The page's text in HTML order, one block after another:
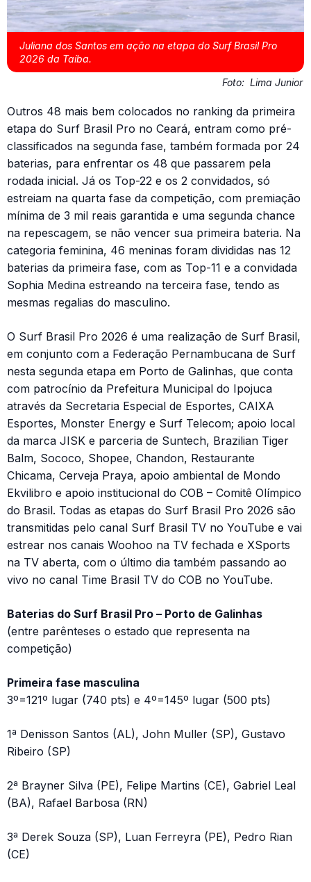
Juliana dos Santos em ação na etapa do Surf Brasil Pro
2026 da Taíba.
Foto: Lima Junior
Outros 48 mais bem colocados no ranking da primeira
etapa do Surf Brasil Pro no Ceará, entram como pré-
classificados na segunda fase, também formada por 24
baterias, para enfrentar os 48 que passarem pela
rodada inicial. Já os Top-22 e os 2 convidados, só
estreiam na quarta fase da competição, com premiação
mínima de 3 mil reais garantida e uma segunda chance
na repescagem, se não vencer sua primeira bateria. Na
categoria feminina, 46 meninas foram divididas nas 12
baterias da primeira fase, com as Top-11 e a convidada
Sophia Medina estreando na terceira fase, tendo as
mesmas regalias do masculino.
O Surf Brasil Pro 2026 é uma realização de Surf Brasil,
em conjunto com a Federação Pernambucana de Surf
nesta segunda etapa em Porto de Galinhas, que conta
com patrocínio da Prefeitura Municipal do Ipojuca
através da Secretaria Especial de Esportes, CAIXA
Esportes, Monster Energy e Surf Telecom; apoio local
da marca JISK e parceria de Suntech, Brazilian Tiger
Balm, Sococo, Shopee, Chandon, Restaurante
Chicama, Cerveja Praya, apoio ambiental de Mondo
Ekvilibro e apoio institucional do COB – Comitê Olímpico
do Brasil. Todas as etapas do Surf Brasil Pro 2026 são
transmitidas pelo canal Surf Brasil TV no YouTube e vai
estrear nos canais Woohoo na TV fechada e XSports
na TV aberta, com o último dia também passando ao
vivo no canal Time Brasil TV do COB no YouTube.
Baterias do Surf Brasil Pro – Porto de Galinhas
(entre parênteses o estado que representa na
competição)
Primeira fase masculina
3º=121º lugar (740 pts) e 4º=145º lugar (500 pts)
1ª Denisson Santos (AL), John Muller (SP), Gustavo
Ribeiro (SP)
2ª Brayner Silva (PE), Felipe Martins (CE), Gabriel Leal
(BA), Rafael Barbosa (RN)
3ª Derek Souza (SP), Luan Ferreyra (PE), Pedro Rian
(CE)